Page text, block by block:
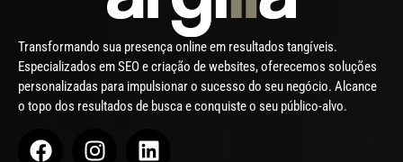
Transformando sua presença online em resultados tangíveis.
Especializados em SEO e criação de websites, oferecemos soluções
personalizadas para impulsionar o sucesso do seu negócio. Alcance
o topo dos resultados de busca e conquiste o seu público-alvo.